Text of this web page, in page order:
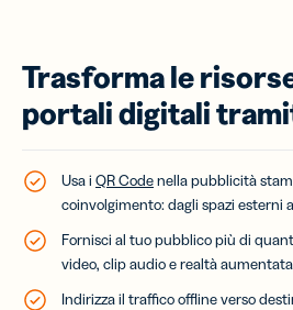
Trasforma le
portali digitali
Usa i QR Codenella pubblicità
coinvolgimento: dagli spazi esterni
Fornisci al tuo pubblico più di
video, clip audio e realtà
Indirizza il traffico offline verso